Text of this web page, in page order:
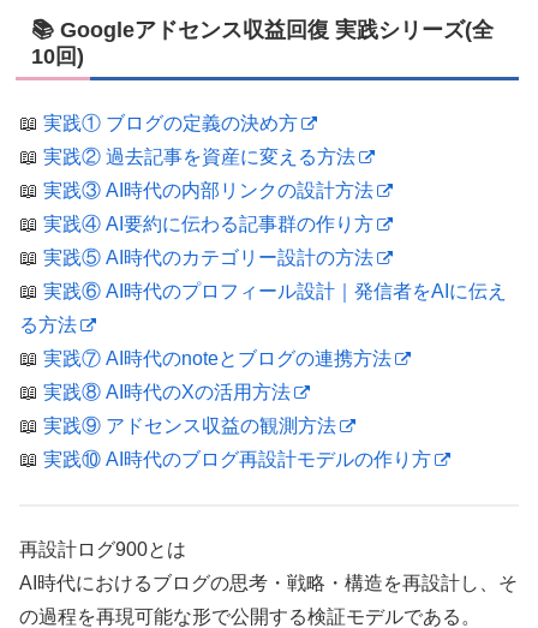
📚 Googleアドセンス収益回復 実践シリーズ(全
10回)
📖 実践① ブログの定義の決め方
📖 実践② 過去記事を資産に変える方法
📖 実践③ AI時代の内部リンクの設計方法
📖 実践④ AI要約に伝わる記事群の作り方
📖 実践⑤ AI時代のカテゴリー設計の方法
📖 実践⑥ AI時代のプロフィール設計｜発信者をAIに伝え
る方法
📖 実践⑦ AI時代のnoteとブログの連携方法
📖 実践⑧ AI時代のXの活用方法
📖 実践⑨ アドセンス収益の観測方法
📖 実践⑩ AI時代のブログ再設計モデルの作り方
再設計ログ900とは
AI時代におけるブログの思考・戦略・構造を再設計し、そ
の過程を再現可能な形で公開する検証モデルである。